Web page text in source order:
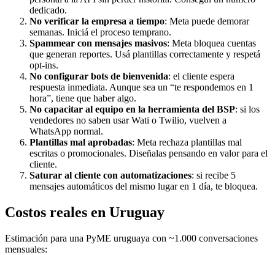
dedicado.
No verificar la empresa a tiempo: Meta puede demorar
semanas. Iniciá el proceso temprano.
Spammear con mensajes masivos: Meta bloquea cuentas
que generan reportes. Usá plantillas correctamente y respetá
opt-ins.
No configurar bots de bienvenida: el cliente espera
respuesta inmediata. Aunque sea un “te respondemos en 1
hora”, tiene que haber algo.
No capacitar al equipo en la herramienta del BSP: si los
vendedores no saben usar Wati o Twilio, vuelven a
WhatsApp normal.
Plantillas mal aprobadas: Meta rechaza plantillas mal
escritas o promocionales. Diseñalas pensando en valor para el
cliente.
Saturar al cliente con automatizaciones: si recibe 5
mensajes automáticos del mismo lugar en 1 día, te bloquea.
Costos reales en Uruguay
Estimación para una PyME uruguaya con ~1.000 conversaciones
mensuales: